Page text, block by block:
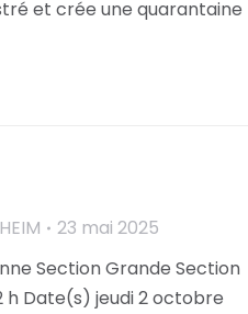
et crée une quarantaine
23 mai 2025
Section Grande Section
h Date(s) jeudi 2 octobre